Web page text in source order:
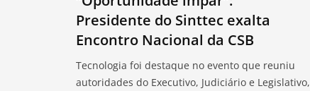
Presidente do Sinttec exalta
Encontro Nacional da CSB
Tecnologia foi destaque no evento que reuniu
autoridades do Executivo, Judiciário e Legislativo,